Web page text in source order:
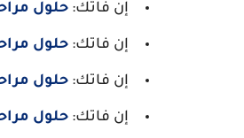
إن فاتك: حلول
إن فاتك: حلول
إن فاتك: حلول
إن فاتك: حلول